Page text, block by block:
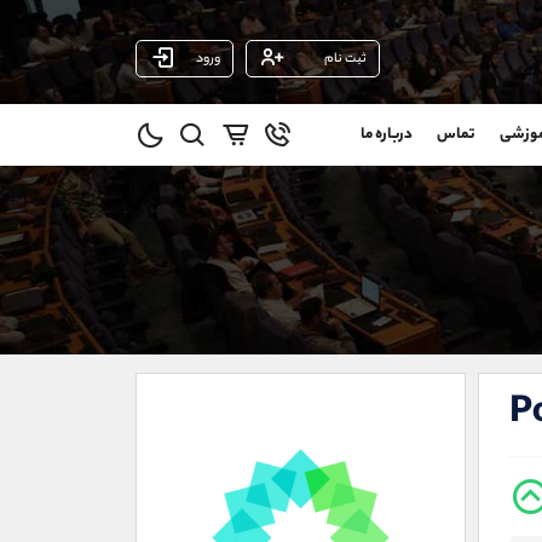
ثبت نام ورود
تماس درباره ما
(ایمان پوراسماعیلی)
09927779040
واتساپ شروع گفتگو
تلگرام @Armteam_admin_por
021-22021030
021-22021040
@alirezamehrabi_com
@alirezamehrabi_official